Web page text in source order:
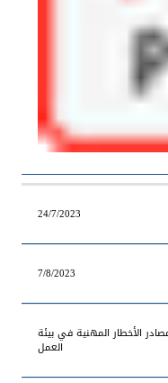
24/7/2023
7/8/2023
الأخطار المهنية في بيئة
العمل